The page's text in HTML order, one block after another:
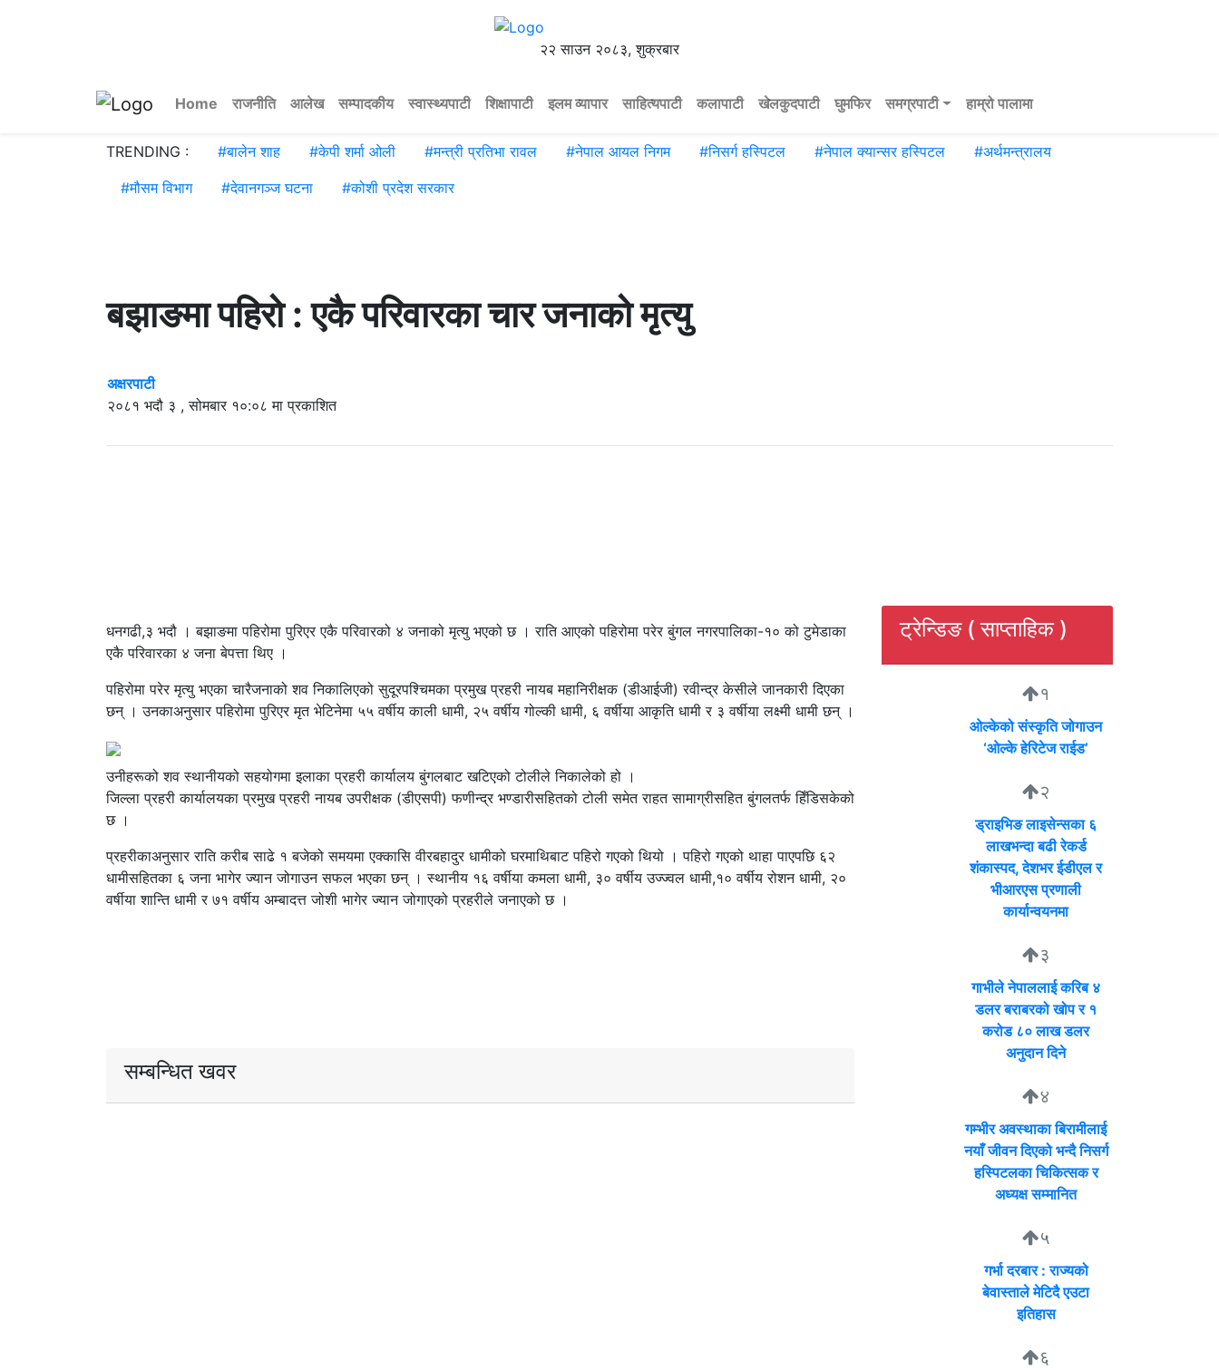
२२ साउन २०८३, शुक्रबार
Home राजनीति आलेख सम्पादकीय स्वास्थ्यपाटी शिक्षापाटी इलम व्यापार साहित्यपाटी कलापाटी खेलकुदपाटी घुमफिर समग्रपाटी हाम्रो पालामा
TRENDING : #बालेन शाह #केपी शर्मा ओली #मन्त्री प्रतिभा रावल #नेपाल आयल निगम #निसर्ग हस्पिटल #नेपाल क्यान्सर हस्पिटल #अर्थमन्त्रालय
#मौसम विभाग #देवानगञ्ज घटना #कोशी प्रदेश सरकार
बझाङमा पहिरो : एकै परिवारका चार जनाको मृत्यु
अक्षरपाटी
२०८१ भदौ ३ , सोमबार १०:०८ मा प्रकाशित
धनगढी,३ भदौ । बझाङमा पहिरोमा पुरिएर एकै परिवारको ४ जनाको मृत्यु भएको छ । राति आएको पहिरोमा परेर बुंगल नगरपालिका-१० को टुमेडाका
एकै परिवारका ४ जना बेपत्ता थिए ।
पहिरोमा परेर मृत्यु भएका चारैजनाको शव निकालिएको सुदूरपश्चिमका प्रमुख प्रहरी नायब महानिरीक्षक (डीआईजी) रवीन्द्र केसीले जानकारी दिएका
छन् । उनकाअनुसार पहिरोमा पुरिएर मृत भेटिनेमा ५५ वर्षीय काली धामी, २५ वर्षीय गोल्की धामी, ६ वर्षीया आकृति धामी र ३ वर्षीया लक्ष्मी धामी छन् ।
उनीहरूको शव स्थानीयको सहयोगमा इलाका प्रहरी कार्यालय बुंगलबाट खटिएको टोलीले निकालेको हो ।
जिल्ला प्रहरी कार्यालयका प्रमुख प्रहरी नायब उपरीक्षक (डीएसपी) फणीन्द्र भण्डारीसहितको टोली समेत राहत सामाग्रीसहित बुंगलतर्फ हिँडिसकेको
छ ।
प्रहरीकाअनुसार राति करीब साढे १ बजेको समयमा एक्कासि वीरबहादुर धामीको घरमाथिबाट पहिरो गएको थियो । पहिरो गएको थाहा पाएपछि ६२
धामीसहितका ६ जना भागेर ज्यान जोगाउन सफल भएका छन् । स्थानीय १६ वर्षीया कमला धामी, ३० वर्षीय उज्ज्वल धामी,१० वर्षीय रोशन धामी, २०
वर्षीया शान्ति धामी र ७१ वर्षीय अम्बादत्त जोशी भागेर ज्यान जोगाएको प्रहरीले जनाएको छ ।
सम्बन्धित खवर
ट्रेन्डिङ ( साप्ताहिक )
१
ओल्केको संस्कृति जोगाउन
‘ओल्के हेरिटेज राईड’
२
ड्राइभिङ लाइसेन्सका ६
लाखभन्दा बढी रेकर्ड
शंकास्पद, देशभर ईडीएल र
भीआरएस प्रणाली
कार्यान्वयनमा
३
गाभीले नेपाललाई करिब ४
डलर बराबरको खोप र १
करोड ८० लाख डलर
अनुदान दिने
४
गम्भीर अवस्थाका बिरामीलाई
नयाँ जीवन दिएको भन्दै निसर्ग
हस्पिटलका चिकित्सक र
अध्यक्ष सम्मानित
५
गर्भा दरबार : राज्यको
बेवास्ताले मेटिदै एउटा
इतिहास
६